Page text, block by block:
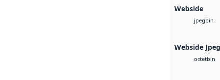
Webside
jpegbin
Webside
octetbin